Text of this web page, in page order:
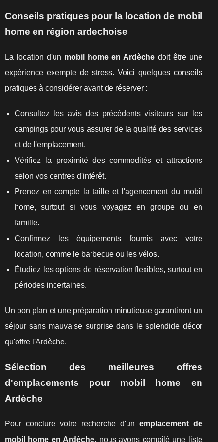
Conseils pratiques pour la location de mobil
home en région ardechoise
La location d'un mobil home en Ardèchedoit être une
expérience exempte de stress. Voici quelques conseils
pratiques à considérer avant de réserver :
Consultez les avis des précédents visiteurs sur les
campings pour vous assurer de la qualité des services
et de l'emplacement.
Vérifiez la proximité des commodités et attractions
selon vos centres d'intérêt.
Prenez en compte la taille et l'agencement du mobil
home, surtout si vous voyagez en groupe ou en
famille.
Confirmez les équipements fournis avec votre
location, comme le barbecue ou les vélos.
Étudiez les options de réservation flexibles, surtout en
périodes incertaines.
Un bon plan et une préparation minutieuse garantiront un
séjour sans mauvaise surprise dans le splendide décor
qu'offre l'Ardèche.
Sélection des meilleures offres
d'emplacements pour mobil home en
Ardèche
Pour conclure votre recherche d'un emplacement de
mobil home en Ardèche, nous avons compilé une liste